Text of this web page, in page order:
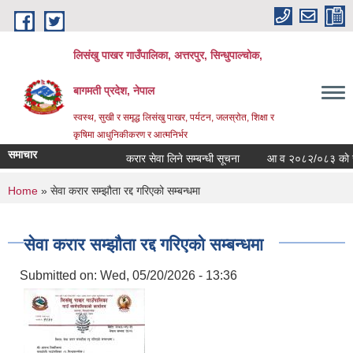
Skip to main content
लिसंखु पाखर गाउँपालिका, अत्तरपुर, सिन्धुपाल्चोक,
बागमती प्रदेश, नेपाल
स्वस्थ, सुखी र समृद्ध लिसंखु पाखर, पर्यटन, जलस्रोत, शिक्षा र
कृषिमा आधुनिकीकरण र आत्मनिर्भर
समाचार करार सेवा लिने सम्बन्धी सूचना आ व २०८२/०८३ काे
You are here
Home » सेवा करार सम्झौता रद्द गरिएको सम्बन्धमा
सेवा करार सम्झौता रद्द गरिएको सम्बन्धमा
Submitted on: Wed, 05/20/2026 - 13:36